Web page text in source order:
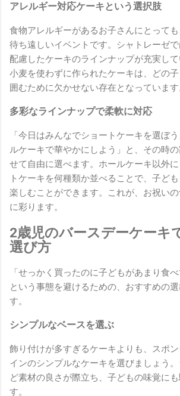
アレルギー対応ケーキという選択肢
食物アレルギーがあるお子さんにとって
待ち遠しいイベントです。シャトレーゼ
配慮したケーキのラインナップが充実して
小麦を使わずに作られたケーキは、どの
囲むために欠かせない存在となっています
多彩なラインナップで柔軟に対応
「今日はみんなでショートケーキを選ぼ
ルケーキで華やかにしよう」と、その時
せて自由に選べます。ホールケーキ以外
トケーキを何種類か並べることで、子ど
楽しむことができます。これが、お祝い
に彩ります。
2歳児のバースデーケーキ
選び方
「せっかく買ったのに子どもがあまり食べ
という事態を避けるための、おすすめの
す。
シンプルなベースを選ぶ
飾り付けが多すぎるケーキよりも、スポ
インのシンプルなケーキを選びましょう
ど素材の良さが際立ち、子どもの味覚に
す。